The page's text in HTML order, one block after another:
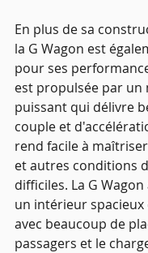
En plus de sa
la G Wagon est
pour ses
est propulsée par un
puissant qui délivre
couple et
rend facile à
et autres conditions
difficiles. La G
un intérieur
avec beaucoup de
passagers et le